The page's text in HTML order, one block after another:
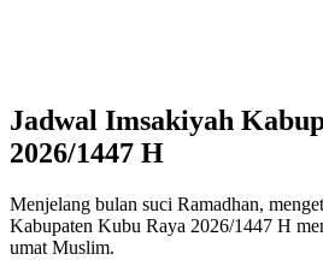
Jadwal Imsakiyah
2026/1447 H
Menjelang bulan suci Ramadhan,
Kabupaten Kubu Raya 2026/1447 H
umat Muslim.